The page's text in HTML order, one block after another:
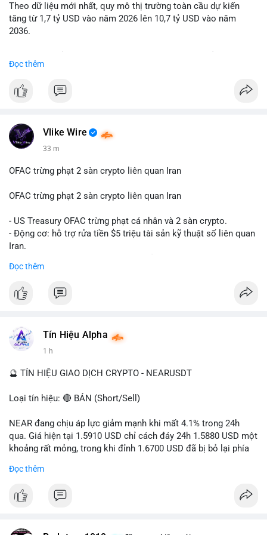
Lời khuyên: Nhà đầu tư nhỏ lẻ nên quan sát thêm 2-4 giờ sau
khi giao dịch được xác nhận, tránh hành động theo cảm xúc.
ưu tiên quản trị rủi ro trong giai đoạn biến động mạnh.
#btcmempool65k
Theo dữ liệu mới nhất, quy mô thị trường toàn cầu dự kiến
tăng từ 1,7 tỷ USD vào năm 2026 lên 10,7 tỷ USD vào năm
2036.
hàng năm (CAGR) ấn tượng lên tới 20,2%.
Điều gì đang thúc đẩy sự tăng trưởng vượt bậc này? Hãy cùng
Đọc thêm
Vlike Wire
33 m
OFAC trừng phạt 2 sàn crypto liên quan Iran
OFAC trừng phạt 2 sàn crypto liên quan Iran
- US Treasury OFAC trừng phạt cá nhân và 2 sàn crypto.
- Động cơ: hỗ trợ rửa tiền $5 triệu tài sản kỹ thuật số liên quan
Iran.
- Tác động: rủi ro cho thị trường crypto, tăng áp lực pháp lý.
#binancesquare
#vlikevn #titanbot
📰 Nguồn: Cointelegraph
Đọc thêm
Tín Hiệu Alpha
1 h
🔮 TÍN HIỆU GIAO DỊCH CRYPTO - NEARUSDT
Loại tín hiệu: 🔴 BÁN (Short/Sell)
NEAR đang chịu áp lực giảm mạnh khi mất 4.1% trong 24h
qua. Giá hiện tại 1.5910 USD chỉ cách đáy 24h 1.5880 USD một
khoảng rất mỏng, trong khi đỉnh 1.6700 USD đã bị bỏ lại phía
kiểm soát hoàn toàn. Khối lượng giao dịch 10.29 triệu NEAR
tiếp diễn.
Đọc thêm